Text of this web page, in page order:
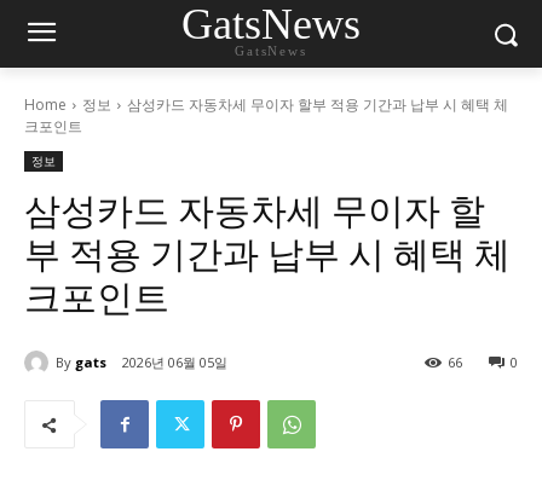
GatsNews
GatsNews
Home 정보
삼성카드 자동차세 무이자 할부 적용 기간과 납부 시 혜택 체
크포인트
정보
삼성카드 자동차세 무이자 할
부 적용 기간과 납부 시 혜택 체
크포인트
By gats 2026년 06월 05일 0
66